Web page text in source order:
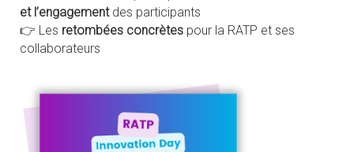
et l’engagement des participants
👉 Les retombées concrètes pour la RATP et ses
collaborateurs